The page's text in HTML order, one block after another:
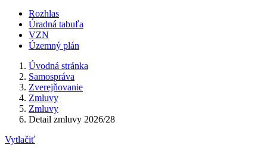
Rozhlas
Úradná tabuľa
VZN
Územný plán
Úvodná stránka
Samospráva
Zverejňovanie
Zmluvy
Zmluvy
Detail zmluvy 2026/28
Vytlačiť